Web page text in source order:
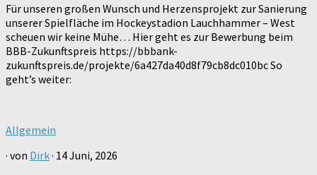
Für unseren großen Wunsch und Herzensprojekt zur Sanierung
unserer Spielfläche im Hockeystadion Lauchhammer – West
scheuen wir keine Mühe… Hier geht es zur Bewerbung beim
BBB-Zukunftspreis https://bbbank-
zukunftspreis.de/projekte/6a427da40d8f79cb8dc010bc So
geht’s weiter:
Allgemein
· von Dirk· 14 Juni, 2026